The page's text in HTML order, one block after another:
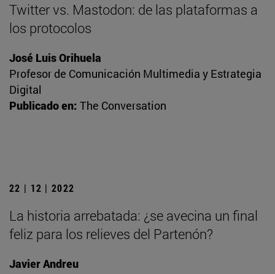
Twitter vs. Mastodon: de las plataformas a
los protocolos
José Luis Orihuela
Profesor de Comunicación Multimedia y Estrategia
Digital
Publicado en: The Conversation
22 | 12 | 2022
La historia arrebatada: ¿se avecina un final
feliz para los relieves del Partenón?
Javier Andreu